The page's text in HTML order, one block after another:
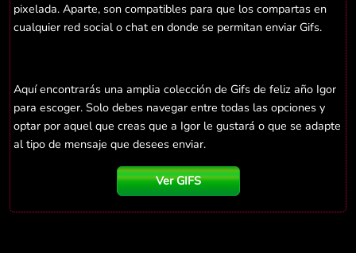
pixelada. Aparte, son compatibles para que los compartas en
cualquier red social o chat en donde se permitan enviar Gifs.
Aquí encontrarás una amplia colección de Gifs de feliz año Igor
para escoger. Solo debes navegar entre todas las opciones y
optar por aquel que creas que a Igor le gustará o que se adapte
al tipo de mensaje que desees enviar.
Ver GIFS